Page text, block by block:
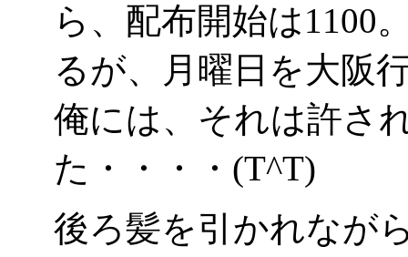
ら、配布開始は1100
るが、月曜日を大阪
俺には、それは許さ
た・・・・(T^T)
後ろ髪を引かれなが